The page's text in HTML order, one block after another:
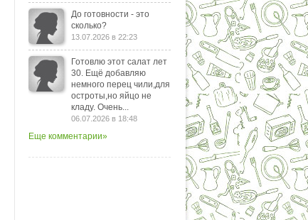
До готовности - это
сколько?
13.07.2026 в 22:23
Готовлю этот салат лет
30. Ещё добавляю
немного перец чили,для
остроты,но яйцо не
кладу. Очень...
06.07.2026 в 18:48
Еще комментарии»